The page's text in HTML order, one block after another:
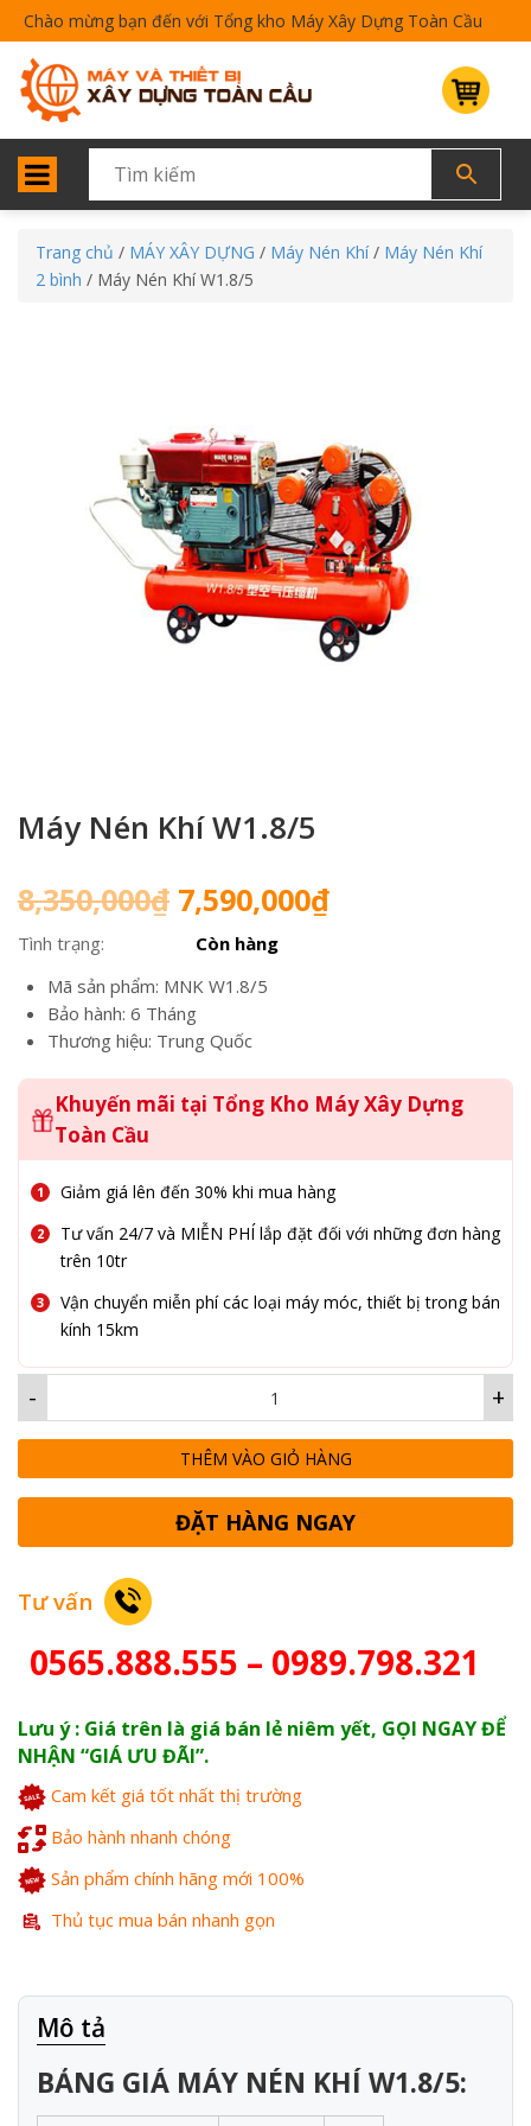
Chào mừng bạn đến với Tổng kho Máy Xây Dựng Toàn Cầu
Trang chủ / MÁY XÂY DỰNG / Máy Nén Khí/ Máy Nén Khí
2 bình / Máy Nén Khí W1.8/5
Máy Nén Khí W1.8/5
8,350,000₫ Giá
gốc
là:
8,350,000₫.
7,590,000₫Giá
Tình trạng:
Còn hàng
Mã sản phẩm: MNK W1.8/5
Bảo hành: 6 Tháng
Thương hiệu: Trung Quốc
Khuyến mãi tại Tổng Kho Máy Xây Dựng
Toàn Cầu
Giảm giá lên đến 30% khi mua hàng
Tư vấn 24/7 và MIỄN PHÍ lắp đặt đối với những đơn hàng
trên 10tr
Vận chuyển miễn phí các loại máy móc, thiết bị trong bán
kính 15km
+
-
THÊM VÀO GIỎ HÀNG
ĐẶT HÀNG NGAY
Tư vấn
0565.888.555 – 0989.798.321
Lưu ý : Giá trên là giá bán lẻ niêm yết, GỌI NGAY ĐỂ
NHẬN “GIÁ ƯU ĐÃI”.
Cam kết giá tốt nhất thị trường
Bảo hành nhanh chóng
Sản phẩm chính hãng mới 100%
Thủ tục mua bán nhanh gọn
Mô tả
BẢNG GIÁ MÁY NÉN KHÍ W1.8/5: